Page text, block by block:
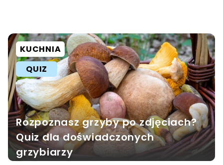
KUCHNIA
QUIZ
Rozpoznasz grzyby po zdjęciach?
Quiz dla doświadczonych
grzybiarzy